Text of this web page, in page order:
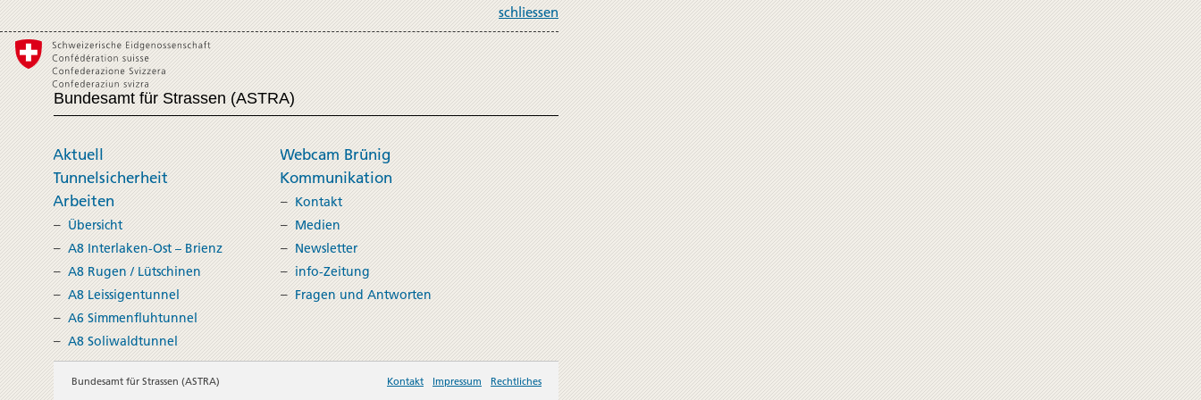
schliessen
Bundesamt für Strassen (ASTRA)
Aktuell
Tunnelsicherheit
Arbeiten
Übersicht
A8 Interlaken-Ost – Brienz
A8 Rugen / Lütschinen
A8 Leissigentunnel
A6 Simmenfluhtunnel
A8 Soliwaldtunnel
Webcam Brünig
Kommunikation
Kontakt
Medien
Newsletter
info-Zeitung
Fragen und Antworten
Bundesamt für Strassen (ASTRA) Kontakt Impressum Rechtliches